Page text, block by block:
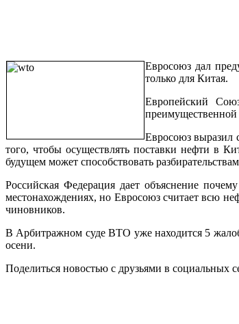
Евросоюз дал
только для Китая.
Европейский
Евросоюз выразил
того, чтобы осуществлять поставки нефти в
будущем может способствовать
Российская Федерация дает объяснение
местонахождениях, но Евросоюз считает всю
чиновников.
В Арбитражном суде ВТО уже находится 5
осени.
Поделиться новостью с друзьями в социальных